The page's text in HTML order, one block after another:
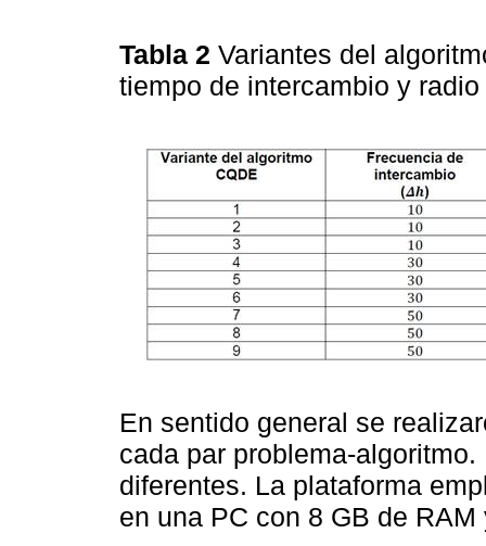
Tabla 2 Variantes del
tiempo de intercambio y
En sentido general se
cada par problema-
diferentes. La plataforma
en una PC con 8 GB de